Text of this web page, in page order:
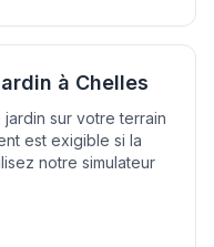
à Chelles
sur votre terrain
est exigible si la
notre simulateur